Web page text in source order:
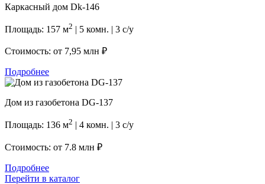
Каркасный дом Dk-146
Площадь: 157 м2 | 5 комн. | 3 с/у
Стоимость: от 7,95 млн ₽
Подробнее
Дом из газобетона DG-137
Площадь: 136 м2 | 4 комн. | 3 с/у
Стоимость: от 7.8 млн ₽
Подробнее
Перейти в каталог